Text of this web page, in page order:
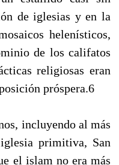
de iglesias y en la
helenísticos,
de los califatos
religiosas eran
próspera.6
incluyendo al más
primitiva, San
el islam no era más